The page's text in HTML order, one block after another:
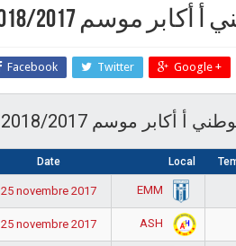
موسم 2018/2017
Facebook Twitter Google +
أ أكابر موسم 2018/2017
Date Local
25 novembre 2017 EMM
25 novembre 2017 ASH